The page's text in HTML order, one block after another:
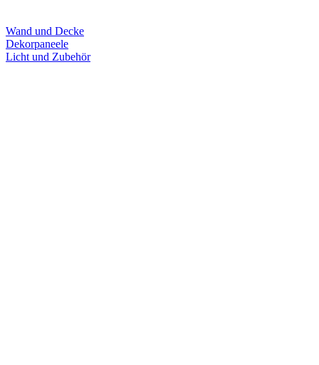
Wand und Decke
Dekorpaneele
Licht und Zubehör